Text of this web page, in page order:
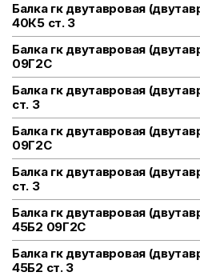
Балка гк двутавровая
40К5 ст. 3
Балка гк двутавровая
09Г2С
Балка гк двутавровая
ст. 3
Балка гк двутавровая
09Г2С
Балка гк двутавровая
ст. 3
Балка гк двутавровая
45Б2 09Г2С
Балка гк двутавровая
45Б2 ст. 3